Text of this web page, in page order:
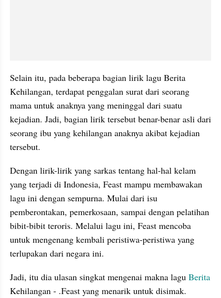
Selain itu, pada beberapa bagian lirik lagu Berita
Kehilangan, terdapat penggalan surat dari seorang
mama untuk anaknya yang meninggal dari suatu
kejadian. Jadi, bagian lirik tersebut benar-benar asli dari
seorang ibu yang kehilangan anaknya akibat kejadian
tersebut.
Dengan lirik-lirik yang sarkas tentang hal-hal kelam
yang terjadi di Indonesia, Feast mampu membawakan
lagu ini dengan sempurna. Mulai dari isu
pemberontakan, pemerkosaan, sampai dengan pelatihan
bibit-bibit teroris. Melalui lagu ini, Feast mencoba
untuk mengenang kembali peristiwa-peristiwa yang
terlupakan dari negara ini.
Jadi, itu dia ulasan singkat mengenai makna lagu Berita
Kehilangan - .Feast yang menarik untuk disimak.